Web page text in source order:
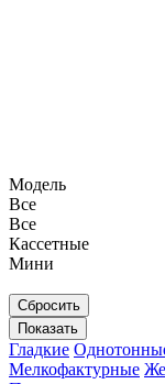
Модель
Все
Все
Кассетные
Мини
Гладкие
Мелкофактурные